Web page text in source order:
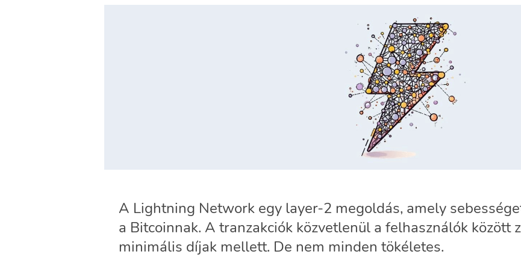
A Lightning Network egy layer-2 megoldás, amely
a Bitcoinnak. A tranzakciók közvetlenül a felhasználók között
minimális díjak mellett. De nem minden tökéletes.